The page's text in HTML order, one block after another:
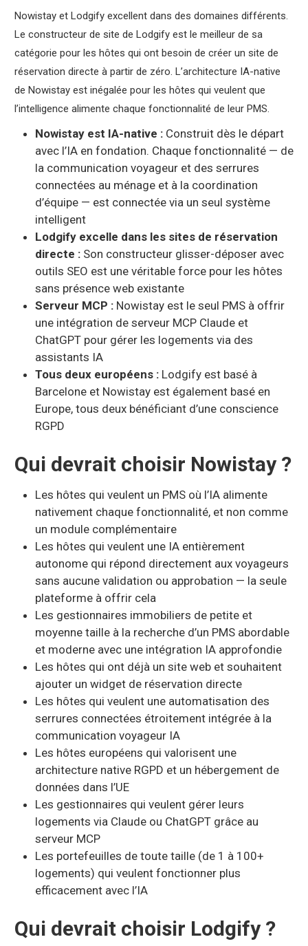
Nowistay et Lodgify excellent dans des domaines différents.
Le constructeur de site de Lodgify est le meilleur de sa
catégorie pour les hôtes qui ont besoin de créer un site de
réservation directe à partir de zéro. L’architecture IA-native
de Nowistay est inégalée pour les hôtes qui veulent que
l’intelligence alimente chaque fonctionnalité de leur PMS.
Nowistay est IA-native :Construit dès le départ
avec l’IA en fondation. Chaque fonctionnalité — de
la communication voyageur et des serrures
connectées au ménage et à la coordination
d’équipe — est connectée via un seul système
intelligent
Lodgify excelle dans les sites de réservation
directe :Son constructeur glisser-déposer avec
outils SEO est une véritable force pour les hôtes
sans présence web existante
Serveur MCP :Nowistay est le seul PMS à offrir
une intégration de serveur MCP Claude et
ChatGPT pour gérer les logements via des
assistants IA
Tous deux européens :Lodgify est basé à
Barcelone et Nowistay est également basé en
Europe, tous deux bénéficiant d’une conscience
RGPD
Qui devrait choisir Nowistay ?
Les hôtes qui veulent un PMS où l’IA alimente
nativement chaque fonctionnalité, et non comme
un module complémentaire
Les hôtes qui veulent une IA entièrement
autonome qui répond directement aux voyageurs
sans aucune validation ou approbation — la seule
plateforme à offrir cela
Les gestionnaires immobiliers de petite et
moyenne taille à la recherche d’un PMS abordable
et moderne avec une intégration IA approfondie
Les hôtes qui ont déjà un site web et souhaitent
ajouter un widget de réservation directe
Les hôtes qui veulent une automatisation des
serrures connectées étroitement intégrée à la
communication voyageur IA
Les hôtes européens qui valorisent une
architecture native RGPD et un hébergement de
données dans l’UE
Les gestionnaires qui veulent gérer leurs
logements via Claude ou ChatGPT grâce au
serveur MCP
Les portefeuilles de toute taille (de 1 à 100+
logements) qui veulent fonctionner plus
efficacement avec l’IA
Qui devrait choisir Lodgify ?